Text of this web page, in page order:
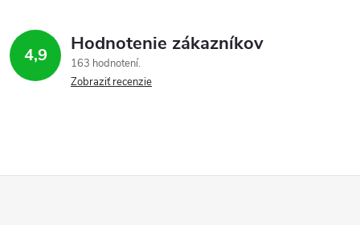
4,9 Hodnotenie zákazníkov
163 hodnotení
Zobraziť recenzie